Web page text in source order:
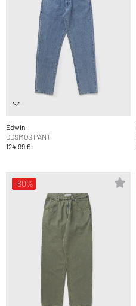
Edwin
COSMOS PANT
124,99 €
-60%